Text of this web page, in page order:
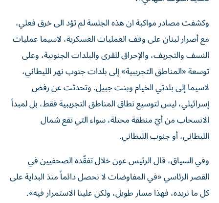
وكشفت مصادر مواكبة ان هذه الجلسة لم تؤد الى خرق فعلي،
مع أصرار لبنان على وقف العمليات العسكرية، لاسيما عمليات
النسف والتجريف، والإحراق للقرى والبلدات الجنوبية، وعلى
توسعة «المناطق التجريبية» إلى بلدات جنوب نهر الليطاني،
لاسيما إلى بلدتي الخيام وبنت جبيل. وتحدثت عن رفض
إسرائيلي، ليس لتوسيع نطاق المناطق التجريبية فقط، بل لمبدأ
الانسحاب من أيّ منطقة محتلة، سواء التي تقع شمال
الليطاني، أو جنوب الليطاني.
وفي السياق، قال الرئيس عون خلال تفقّده الصحفيين في
القصر الرئاسي «في المفاوضات لا نحصل دائماً منذ البداية على
كل ما نريده، فهذا مسار طويل، ولكن علينا الاستمرار فيه».